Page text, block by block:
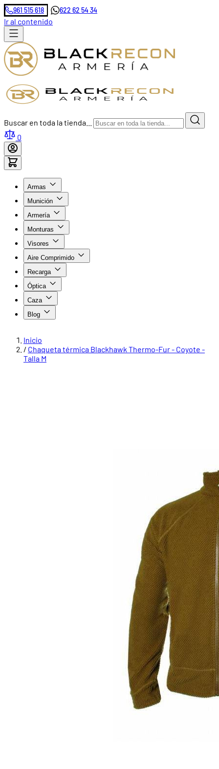
961 515 618 622 62 54 34
Ir al contenido
Buscar en toda la tienda...
0
Armas
Munición
Armería
Monturas
Visores
Aire Comprimido
Recarga
Óptica
Caza
Blog
Inicio
/ Chaqueta térmica Blackhawk Thermo-Fur - Coyote -
Talla M